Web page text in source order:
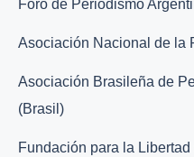
Foro de Periodismo
Asociación Nacional de la
Asociación Brasileña de
(Brasil)
Fundación para la